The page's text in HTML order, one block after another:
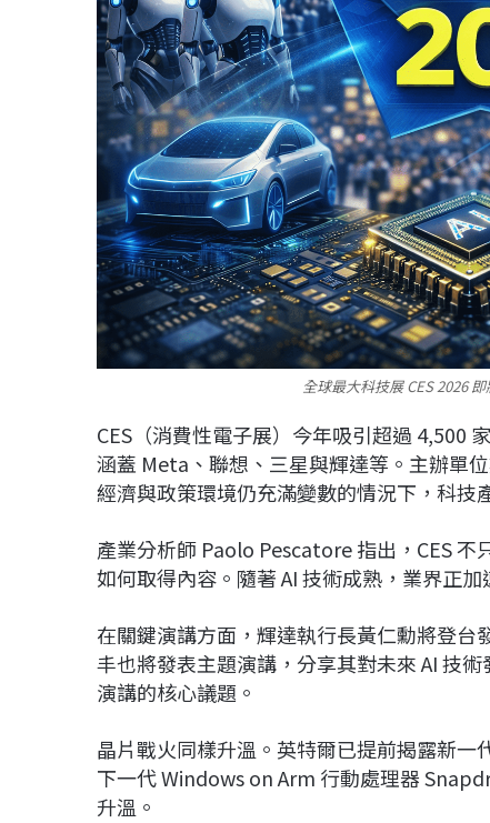
全球最大科技展 CES 2026
CES（消費性電子展）今年吸引超過 4,500
涵蓋 Meta 、 聯想 、 三星與輝達等。主辦單
經濟與政策環境仍充滿變數的情況下，科技
產業分析師 Paolo Pescatore指出，CES
如何取得內容。隨著 AI 技術成熟，業界正
在關鍵演講方面，輝達執行長黃仁勳將登台
丰也將發表主題演講，分享其對未來 AI 技
演講的核心議題。
晶片戰火同樣升溫。 英特爾已提前揭露新一
下一代 Windows on Arm 行動處理器
升溫。